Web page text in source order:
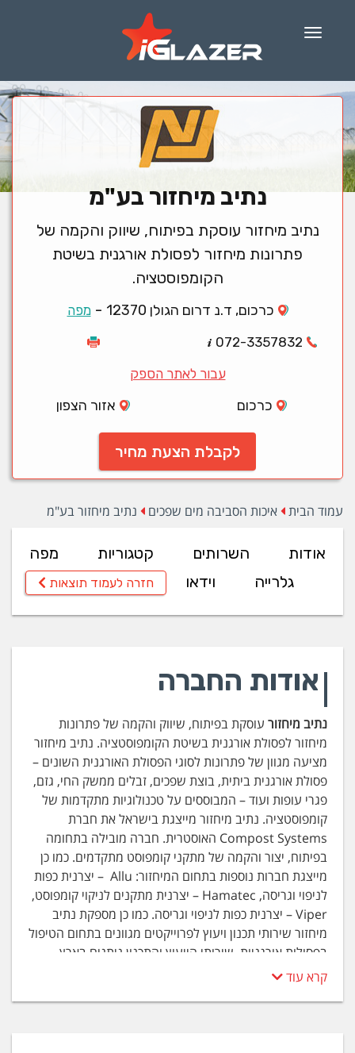
Menu
נתיב מיחזור בע"מ
נתיב מיחזור עוסקת בפיתוח, שיווק והקמה של
פתרונות מיחזור לפסולת אורגנית בשיטת
הקומפוסטציה.
כרכום, ד.נ דרום הגולן 12370 -מפה
072-3357832
עבור לאתר הספק
כרכום אזור הצפון
לקבלת הצעת מחיר
עמוד הבית איכות הסביבה מים שפכים נתיב מיחזור בע"מ
אודות השרותים קטגוריות
מפה
גלרייה
וידאו חזרה לעמוד תוצאות
אודות החברה
נתיב מיחזור עוסקת בפיתוח, שיווק והקמה של פתרונות
מיחזור לפסולת אורגנית בשיטת הקומפוסטציה. נתיב מיחזור
מציעה מגוון של פתרונות לסוגי הפסולת האורגנית השונים –
פסולת אורגנית ביתית, בוצת שפכים, זבלים ממשק החי, גזם,
פגרי עופות ועוד – המבוססים על טכנולוגיות מתקדמות של
קומפוסטציה. נתיב מיחזור מייצגת בישראל את חברת
Compost Systems האוסטרית. חברה מובילה בתחומה
בפיתוח, יצור והקמה של מתקני קומפוסט מתקדמים. כמו כן
מייצגת חברות נוספות בתחום המיחזור: Allu – יצרנית כפות
לניפוי וגריסה, Hamatec – יצרנית מתקנים לניקוי קומפוסט,
Viper – יצרנית כפות לניפוי וגריסה. כמו כן מספקת נתיב
מיחזור שירותי תכנון ויעוץ לפרוייקטים מגוונים בתחום הטיפול
בפסולות אורגניות. שירותי הייעוץ והתכנון ניתנים בארץ
ובעולם, כולל פרוייקטים בהיקפים גדולים. נתיב מיחזור
מתמחה בתכנון והקמה של מתקני קומפוסטציה מתקדמים
באיוורור מאולץ, המאפשרים תהליך טיפול אינטנסיבי תוך כדי
קרא עוד